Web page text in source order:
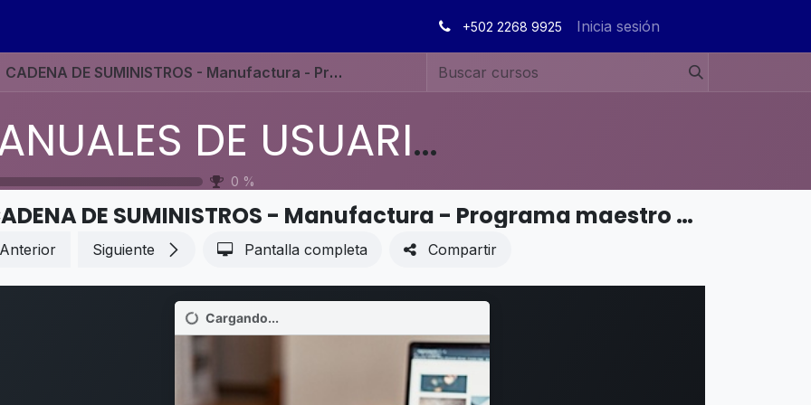
+502 2268 9925 Inicia sesión
CADENA DE SUMINISTROS - Manufactura - Programa maestro de producción
MANUALES DE USUARIO EN ESPAÑOL ODOO 19
0 %
CADENA DE SUMINISTROS - Manufactura - Programa maestro de producción
Anterior Siguiente Pantalla completa Compartir